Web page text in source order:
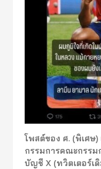
โพสต์ของ ศ. (พิเศษ
กรรมการคณะกรรม
บัญชี X (ทวิตเตอร์เ